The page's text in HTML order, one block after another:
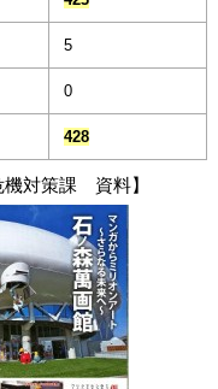
5
0
428
機対策課 資料】